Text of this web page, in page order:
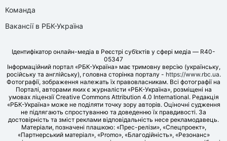
Команда
Вакансії в РБК-Україна
Ідентифікатор онлайн-медіа в Реєстрі суб’єктів у сфері медіа — R40-
05347
Інформаційний портал «РБК-Україна» має тримовну версію (українську,
російську та англійську), головна сторінка порталу - https://www.rbc.ua.
Фотографії, зображення належать їх правовласникам. Всі фотографії на
Порталі, авторами яких є журналісти «РБК-Україна», розміщені на
умовах ліцензії Creative Commons Attribution 4.0 International. Редакція
«РБК-Україна» може не поділяти точку зору авторів. Оціночні судження
не підлягають спростуванню та доведенню їх правдивості. За
достовірність та зміст реклами відповідальність несе рекламодавець.
Матеріали, позначені плашкою: «Прес-релізи», «Спецпроект»,
«Партнерський матеріал», «Promo», «Благодійність», «Резонанс»